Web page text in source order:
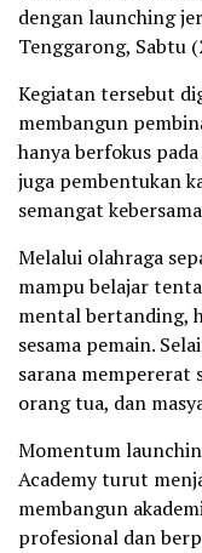
dengan launching
Tenggarong, Sabtu
Kegiatan tersebut
membangun
hanya berfokus
juga pembentukan
semangat
Melalui olahraga
mampu belajar
mental bertanding,
sesama pemain.
sarana mempererat
orang tua, dan
Momentum
Academy turut
membangun
profesional dan